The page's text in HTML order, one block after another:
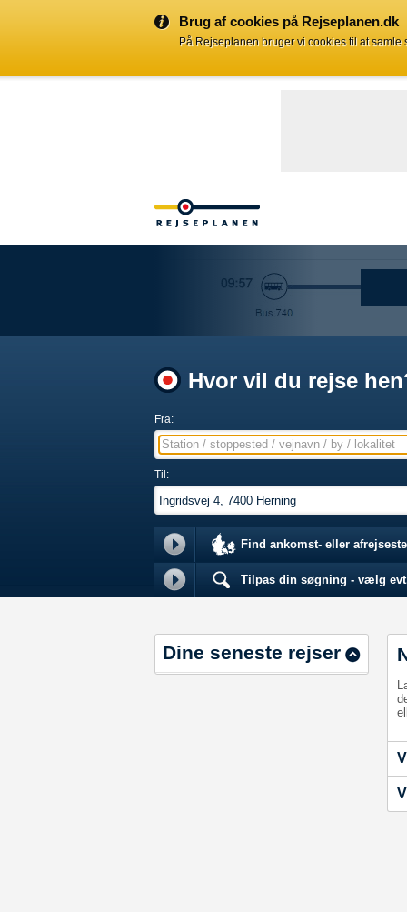
Brug af cookies på Rejseplanen.dk
På Rejseplanen bruger vi cookies til at
Hvor vil du rejse
Fra:
Station / stoppested / vejnavn / by / lokalitet
Til:
Find ankomst- eller
Tilpas din søgning - vælg
Dine seneste rejser